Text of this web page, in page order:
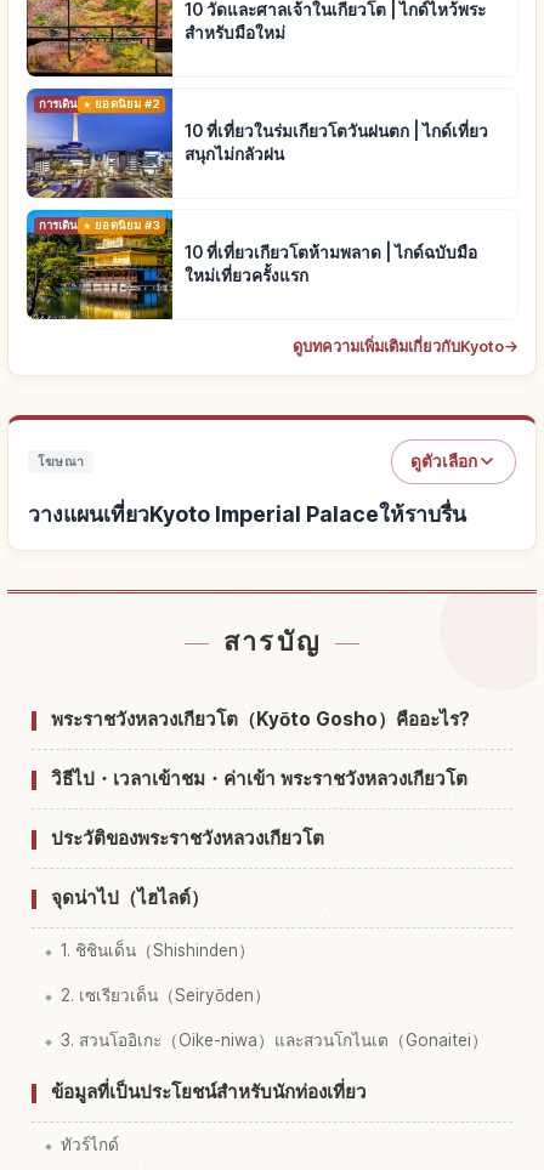
10 วัดและศาลเจ้าในเกียวโต | ไกด์ไหว้พระ
สำหรับมือใหม่
การเดินทางยอดนิยม #2
10 ที่เที่ยวในร่มเกียวโตวันฝนตก | ไกด์เที่ยว
สนุกไม่กลัวฝน
การเดินทางยอดนิยม #3
10 ที่เที่ยวเกียวโตห้ามพลาด | ไกด์ฉบับมือ
ใหม่เที่ยวครั้งแรก
ดูบทความเพิ่มเติมเกี่ยวกับKyoto→
โฆษณา ดูตัวเลือก
วางแผนเที่ยวKyoto Imperial Palaceให้ราบรื่น
สารบัญ
พระราชวังหลวงเกียวโต（Kyōto Gosho）คืออะไร?
วิธีไป・เวลาเข้าชม・ค่าเข้า พระราชวังหลวงเกียวโต
ประวัติของพระราชวังหลวงเกียวโต
จุดน่าไป（ไฮไลต์）
1. ชิชินเด็น（Shishinden）
2. เซเรียวเด็น（Seiryōden）
3. สวนโออิเกะ（Oike-niwa）และสวนโกไนเต（Gonaitei）
ข้อมูลที่เป็นประโยชน์สำหรับนักท่องเที่ยว
ทัวร์ไกด์